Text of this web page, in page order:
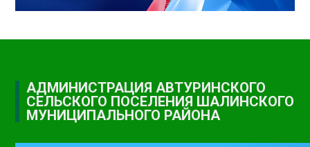
АДМИНИСТРАЦИЯ АВТУРИНСКОГО
СЕЛЬСКОГО ПОСЕЛЕНИЯ ШАЛИНСКОГО
МУНИЦИПАЛЬНОГО РАЙОНА